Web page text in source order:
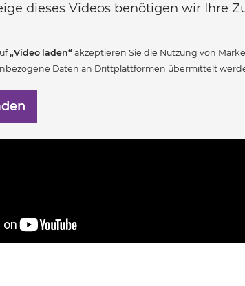
dieses Videos benötigen wir Ihre
„Video laden“ akzeptieren Sie die Nutzung von
Daten an Drittplattformen übermittelt